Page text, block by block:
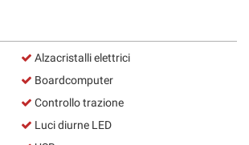
Alzacristalli elettrici
Boardcomputer
Controllo trazione
Luci diurne LED